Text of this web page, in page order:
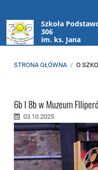
Szkoła
306
im. ks. Jana
Twardowskiego
STRONA GŁÓWNA / O
6b I 8b w Muzeum
03.10.2025